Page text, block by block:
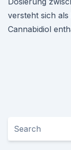
versteht sich als
Cannabidiol